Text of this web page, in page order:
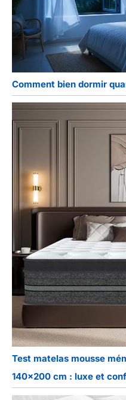
Comment bien dormir
Test matelas mousse
140×200 cm : luxe et